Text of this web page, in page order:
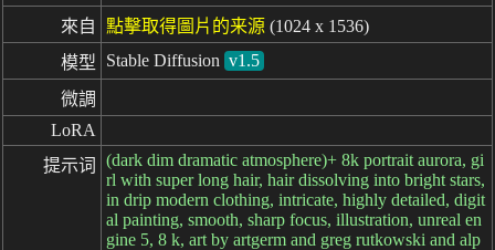
來自 點擊取得圖片的来源 (1024 x 1536)
模型
Stable Diffusion v1.5
微調
LoRA
提示词
(dark dim dramatic atmosphere)+ 8k portrait aurora, gi
rl with super long hair, hair dissolving into bright stars,
in drip modern clothing, intricate, highly detailed, digit
al painting, smooth, sharp focus, illustration, unreal en
gine 5, 8 k, art by artgerm and greg rutkowski and alp